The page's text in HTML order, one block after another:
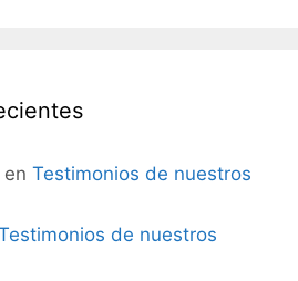
en Testimonios de nuestros
de nuestros